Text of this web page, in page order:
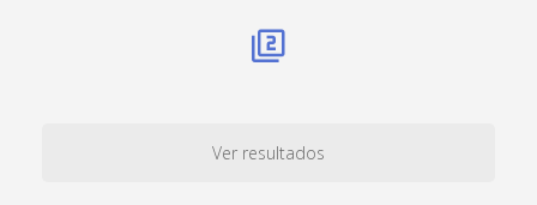
Ver resultados